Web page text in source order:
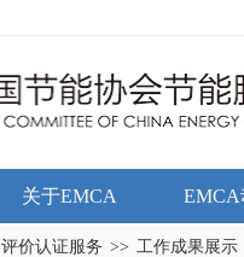
关于EMCA EMCA
评价认证服务 >> 工作成果展示